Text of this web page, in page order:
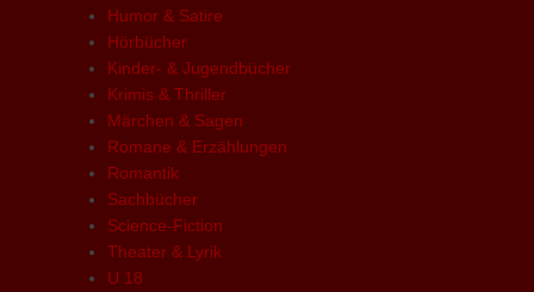
Humor & Satire
Hörbücher
Kinder- & Jugendbücher
Krimis & Thriller
Märchen & Sagen
Romane & Erzählungen
Romantik
Sachbücher
Science-Fiction
Theater & Lyrik
U 18